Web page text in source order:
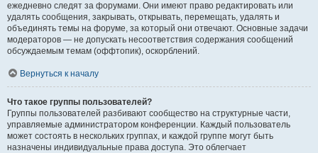
ежедневно следят за форумами. Они имеют право редактировать или
удалять сообщения, закрывать, открывать, перемещать, удалять и
объединять темы на форуме, за который они отвечают. Основные задачи
модераторов — не допускать несоответствия содержания сообщений
обсуждаемым темам (оффтопик), оскорблений.
Вернуться к началу
Что такое группы пользователей?
Группы пользователей разбивают сообщество на структурные части,
управляемые администратором конференции. Каждый пользователь
может состоять в нескольких группах, и каждой группе могут быть
назначены индивидуальные права доступа. Это облегчает